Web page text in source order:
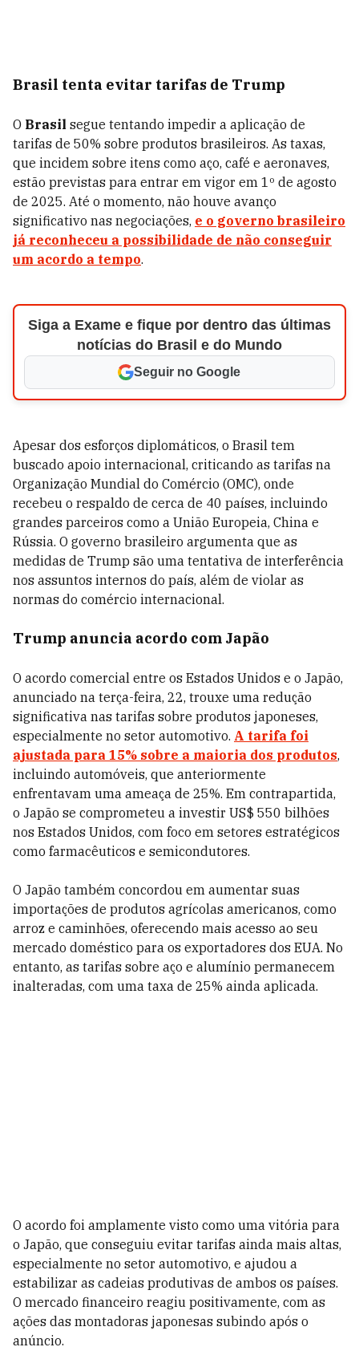
Brasil tenta evitar tarifas de Trump
O Brasil segue tentando impedir a aplicação de
tarifas de 50% sobre produtos brasileiros. As taxas,
que incidem sobre itens como aço, café e aeronaves,
estão previstas para entrar em vigor em 1º de agosto
de 2025. Até o momento, não houve avanço
significativo nas negociações, e o governo brasileiro
já reconheceu a possibilidade de não conseguir
um acordo a tempo.
Siga a Exame e fique por dentro das últimas
notícias do Brasil e do Mundo
Seguir no Google
Apesar dos esforços diplomáticos, o Brasil tem
buscado apoio internacional, criticando as tarifas na
Organização Mundial do Comércio (OMC), onde
recebeu o respaldo de cerca de 40 países, incluindo
grandes parceiros como a União Europeia, China e
Rússia. O governo brasileiro argumenta que as
medidas de Trump são uma tentativa de interferência
nos assuntos internos do país, além de violar as
normas do comércio internacional.
Trump anuncia acordo com Japão
O acordo comercial entre os Estados Unidos e o Japão,
anunciado na terça-feira, 22, trouxe uma redução
significativa nas tarifas sobre produtos japoneses,
especialmente no setor automotivo. A tarifa foi
ajustada para 15% sobre a maioria dos produtos,
incluindo automóveis, que anteriormente
enfrentavam uma ameaça de 25%. Em contrapartida,
o Japão se comprometeu a investir US$ 550 bilhões
nos Estados Unidos, com foco em setores estratégicos
como farmacêuticos e semicondutores.
O Japão também concordou em aumentar suas
importações de produtos agrícolas americanos, como
arroz e caminhões, oferecendo mais acesso ao seu
mercado doméstico para os exportadores dos EUA. No
entanto, as tarifas sobre aço e alumínio permanecem
inalteradas, com uma taxa de 25% ainda aplicada.
O acordo foi amplamente visto como uma vitória para
o Japão, que conseguiu evitar tarifas ainda mais altas,
especialmente no setor automotivo, e ajudou a
estabilizar as cadeias produtivas de ambos os países.
O mercado financeiro reagiu positivamente, com as
ações das montadoras japonesas subindo após o
anúncio.